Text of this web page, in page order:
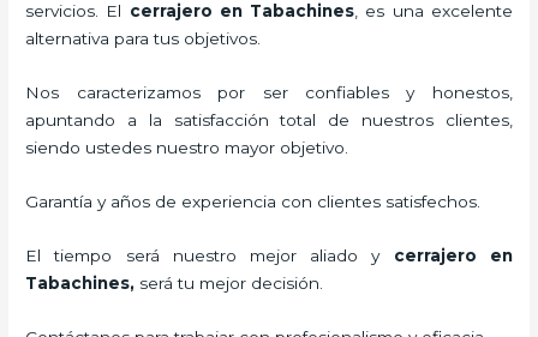
servicios. El cerrajero en Tabachines , es una excelente
alternativa para tus objetivos.
Nos caracterizamos por ser confiables y honestos,
apuntando a la satisfacción total de nuestros clientes,
siendo ustedes nuestro mayor objetivo.
Garantía y años de experiencia con clientes satisfechos.
El tiempo será nuestro mejor aliado y cerrajero en
Tabachines, será tu mejor decisión.